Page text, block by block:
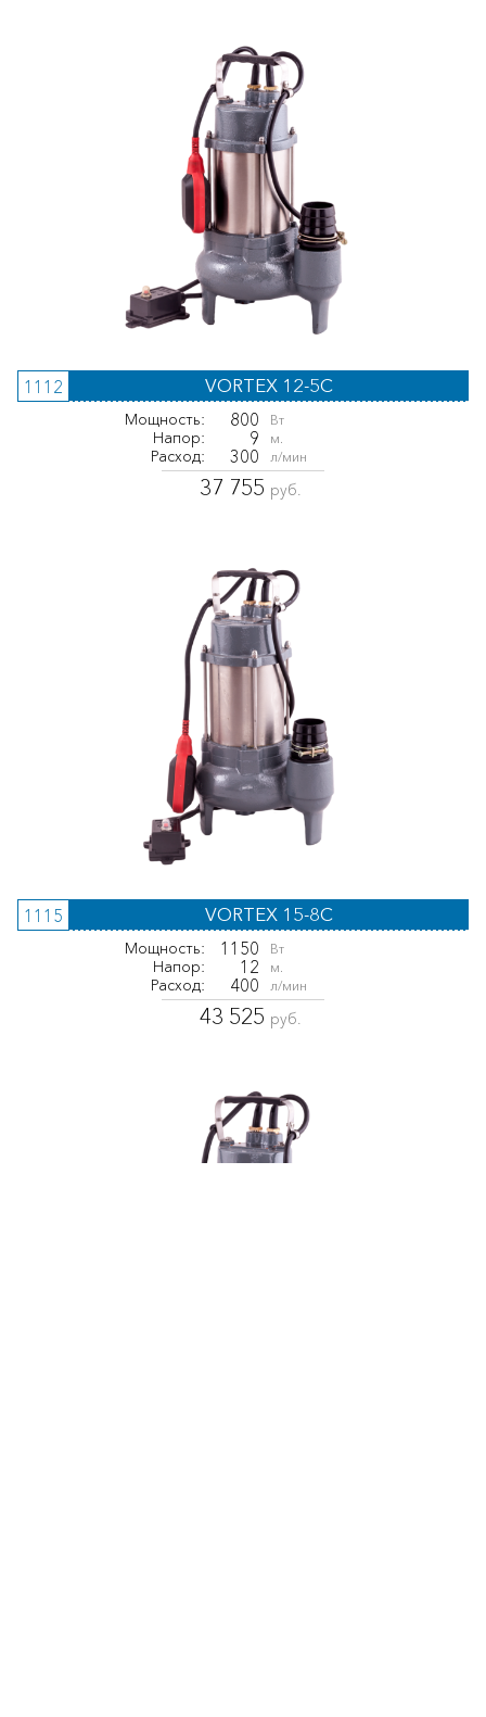
1112 VORTEX 12-5C
Мощность: 800 Вт
Напор: 9 м.
Расход: 300 л/мин
37 755 руб.
1115 VORTEX 15-8C
Мощность: 1150 Вт
Напор: 12 м.
Расход: 400 л/мин
43 525 руб.